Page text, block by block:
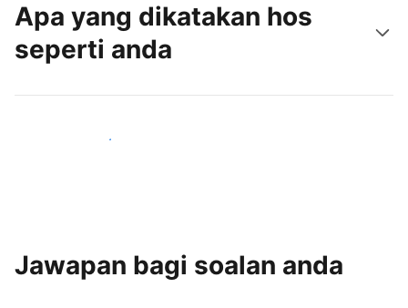
Apa yang dikatakan hos
seperti anda
Sertai hos seperti anda
Jawapan bagi soalan anda